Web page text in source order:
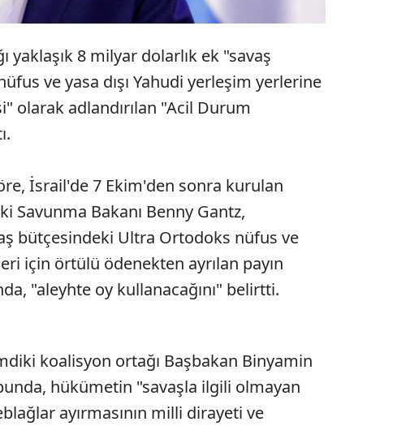
yaklaşık 8 milyar dolarlık ek "savaş
ve yasa dışı Yahudi yerleşim yerlerine
olarak adlandırılan "Acil Durum
İsrail'de 7 Ekim'den sonra kurulan
Savunma Bakanı Benny Gantz,
bütçesindeki Ultra Ortodoks nüfus ve
için örtülü ödenekten ayrılan payın
"aleyhte oy kullanacağını" belirtti.
koalisyon ortağı Başbakan Binyamin
hükümetin "savaşla ilgili olmayan
ayırmasının milli dirayeti ve